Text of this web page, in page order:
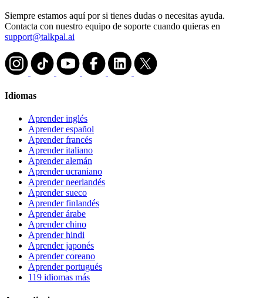
Siempre estamos aquí por si tienes dudas o necesitas ayuda.
Contacta con nuestro equipo de soporte cuando quieras en
support@talkpal.ai
Idiomas
Aprender inglés
Aprender español
Aprender francés
Aprender italiano
Aprender alemán
Aprender ucraniano
Aprender neerlandés
Aprender sueco
Aprender finlandés
Aprender árabe
Aprender chino
Aprender hindi
Aprender japonés
Aprender coreano
Aprender portugués
119 idiomas más